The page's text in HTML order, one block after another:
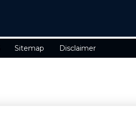
Sitemap Disclaimer